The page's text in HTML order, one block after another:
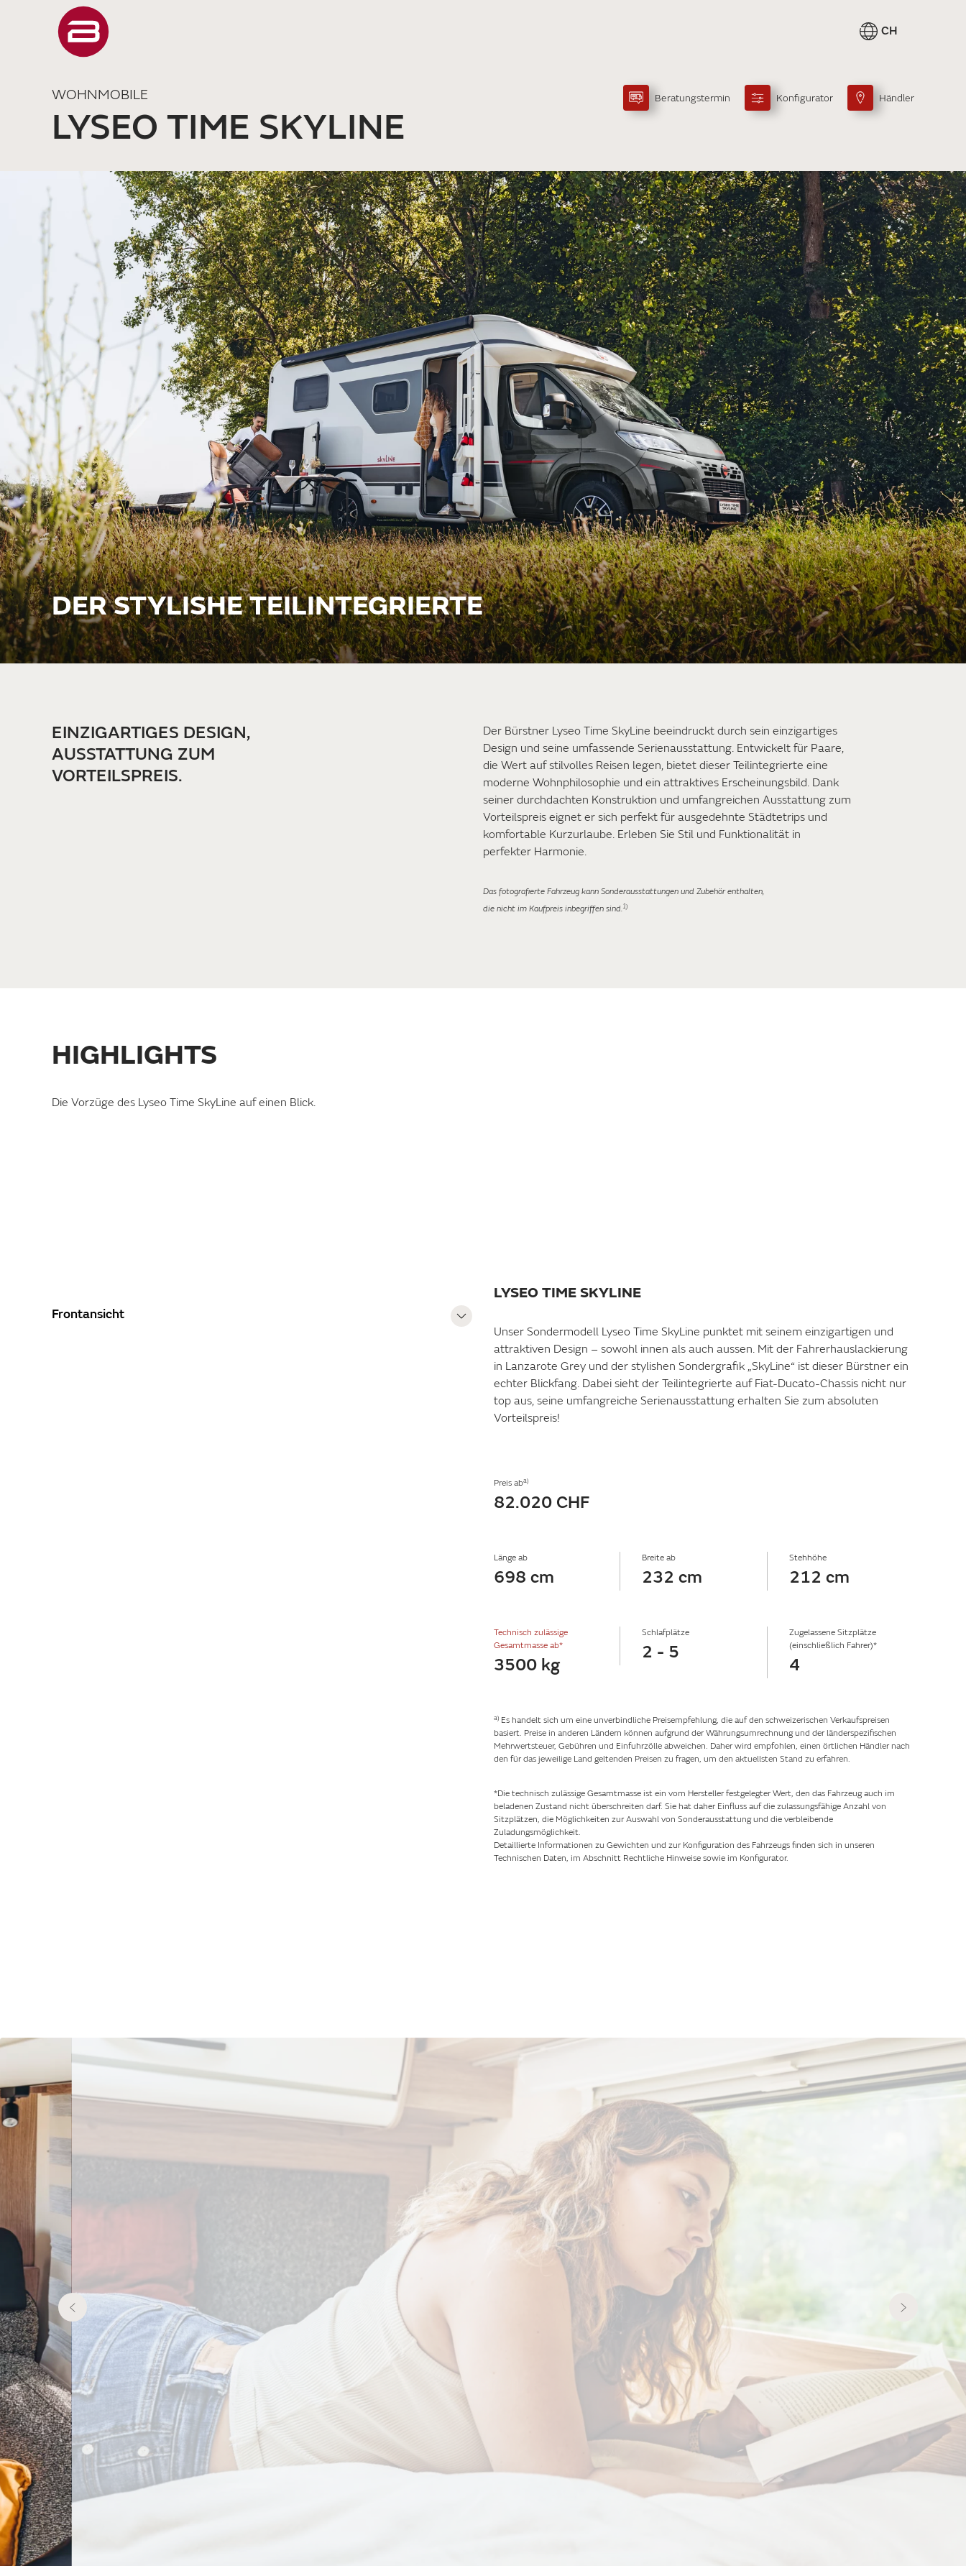
CH
WOHNMOBILE
LYSEO TIME SKYLINE
Beratungstermin Konfigurator Händler
DER STYLISHE TEILINTEGRIERTE
EINZIGARTIGES DESIGN,
AUSSTATTUNG ZUM
VORTEILSPREIS.
Der Bürstner Lyseo Time SkyLine beeindruckt durch sein einzigartiges
Design und seine umfassende Serienausstattung. Entwickelt für Paare,
die Wert auf stilvolles Reisen legen, bietet dieser Teilintegrierte eine
moderne Wohnphilosophie und ein attraktives Erscheinungsbild. Dank
seiner durchdachten Konstruktion und umfangreichen Ausstattung zum
Vorteilspreis eignet er sich perfekt für ausgedehnte Städtetrips und
komfortable Kurzurlaube. Erleben Sie Stil und Funktionalität in
perfekter Harmonie.
Das fotografierte Fahrzeug kann Sonderausstattungen und Zubehör enthalten,
die nicht im Kaufpreis inbegriffen sind.1)
HIGHLIGHTS
Die Vorzüge des Lyseo Time SkyLine auf einen Blick.
UMFANGREICHE
Frontansicht
LYSEO TIME SKYLINE
Unser Sondermodell Lyseo Time SkyLine punktet mit seinem einzigartigen und
attraktiven Design – sowohl innen als auch aussen. Mit der Fahrerhauslackierung
in Lanzarote Grey und der stylishen Sondergrafik „SkyLine“ ist dieser Bürstner ein
echter Blickfang. Dabei sieht der Teilintegrierte auf Fiat-Ducato-Chassis nicht nur
top aus, seine umfangreiche Serienausstattung erhalten Sie zum absoluten
Vorteilspreis!
Preis aba)
82.020 CHF
Länge ab
698 cm
Breite ab
232 cm
Stehhöhe
212 cm
Technisch zulässige
Gesamtmasse ab*
3500 kg
Schlafplätze
2 - 5
Zugelassene Sitzplätze
(einschließlich Fahrer)*
4
a) Es handelt sich um eine unverbindliche Preisempfehlung, die auf den schweizerischen Verkaufspreisen
basiert. Preise in anderen Ländern können aufgrund der Währungsumrechnung und der länderspezifischen
Mehrwertsteuer, Gebühren und Einfuhrzölle abweichen. Daher wird empfohlen, einen örtlichen Händler nach
den für das jeweilige Land geltenden Preisen zu fragen, um den aktuellsten Stand zu erfahren.
*Die technisch zulässige Gesamtmasse ist ein vom Hersteller festgelegter Wert, den das Fahrzeug auch im
beladenen Zustand nicht überschreiten darf. Sie hat daher Einfluss auf die zulassungsfähige Anzahl von
Sitzplätzen, die Möglichkeiten zur Auswahl von Sonderausstattung und die verbleibende
Zuladungsmöglichkeit.
Detaillierte Informationen zu Gewichten und zur Konfiguration des Fahrzeugs finden sich in unseren
Technischen Daten, im Abschnitt Rechtliche Hinweise sowie im Konfigurator.